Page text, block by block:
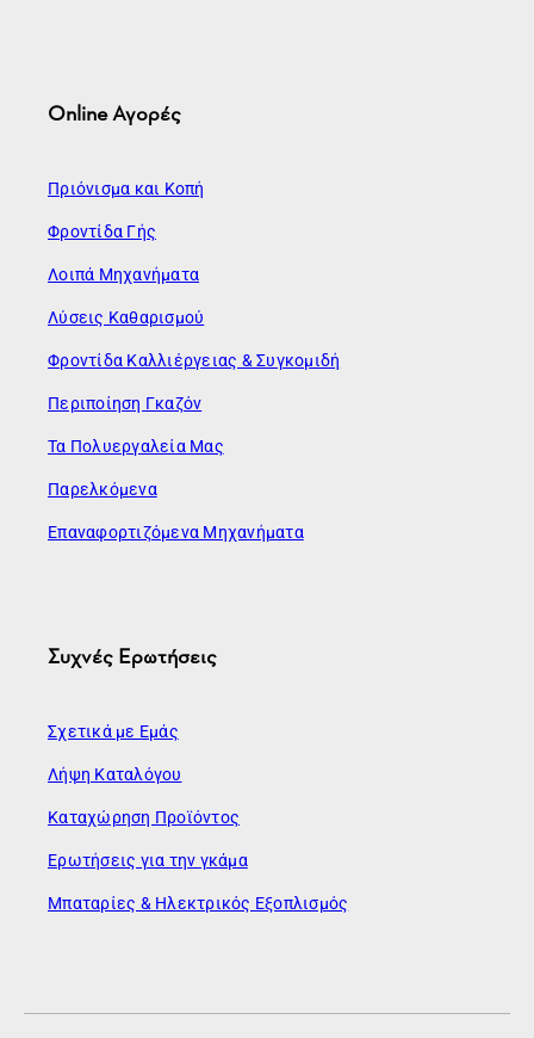
Online Αγορές
Πριόνισμα και Κοπή
Φροντίδα Γής
Λοιπά Μηχανήματα
Λύσεις Καθαρισμού
Φροντίδα Καλλιέργειας & Συγκομιδή
Περιποίηση Γκαζόν
Τα Πολυεργαλεία Μας
Παρελκόμενα
Επαναφορτιζόμενα Μηχανήματα
Συχνές Ερωτήσεις
Σχετικά με Εμάς
Λήψη Καταλόγου
Καταχώρηση Προϊόντος
Ερωτήσεις για την γκάμα
Μπαταρίες & Ηλεκτρικός Εξοπλισμός